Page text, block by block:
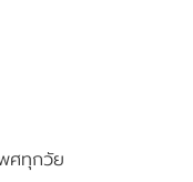
ศทุกวัย